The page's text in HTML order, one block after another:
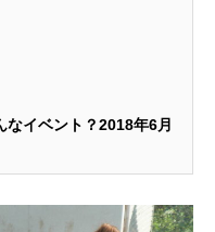
イベント？2018年6月